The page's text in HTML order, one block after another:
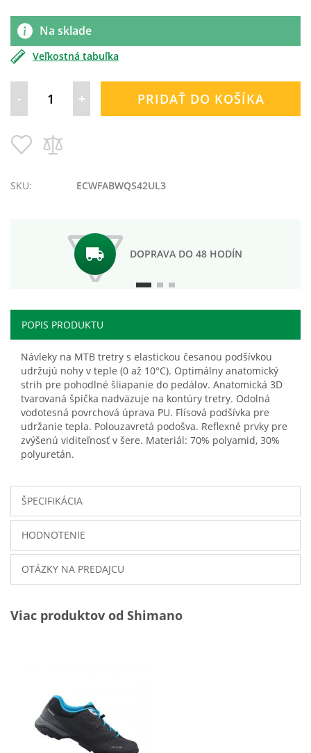
Na sklade
Veľkostná tabuľka
- + PRIDAŤ DO KOŠÍKA
Pridať
do
SKU:
ECWFABWQS42UL3
DOPRAVA DO 48 HODÍN
POPIS PRODUKTU
Návleky na MTB tretry s elastickou česanou podšívkou
udržujú nohy v teple (0 až 10°C). Optimálny anatomický
strih pre pohodlné šliapanie do pedálov. Anatomická 3D
tvarovaná špička nadväzuje na kontúry tretry. Odolná
vodotesná povrchová úprava PU. Flísová podšívka pre
udržanie tepla. Polouzavretá podošva. Reflexné prvky pre
zvýšenú viditeľnosť v šere. Materiál: 70% polyamid, 30%
polyuretán.
ŠPECIFIKÁCIA
HODNOTENIE
OTÁZKY NA PREDAJCU
Viac produktov od Shimano